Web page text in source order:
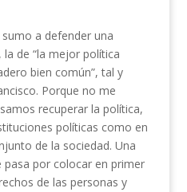
a defender una
de “la mejor política
bien común”, tal y
Porque no me
recuperar la política,
políticas como en
de la sociedad. Una
por colocar en primer
de las personas y